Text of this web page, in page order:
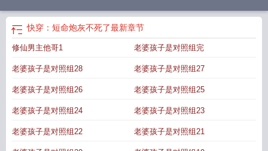
短命炮灰一统天下穿书gl 快穿短命炮灰不死了早死的儿子
了啾咪珂珂咩的小
快穿：短命炮灰不死了最新章节
修仙男主他哥1 老婆孩子是对照组完
老婆孩子是对照组28 老婆孩子是对照组27
老婆孩子是对照组26 老婆孩子是对照组25
老婆孩子是对照组24 老婆孩子是对照组23
老婆孩子是对照组22 老婆孩子是对照组21